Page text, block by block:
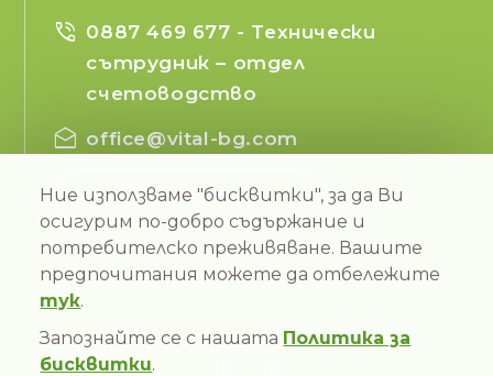
phone_in_talk 0887 469 677 - Технически
сътрудник – отдел
счетоводство
drafts office@vital-bg.com
Бетони
Ние използваме "бисквитки", за да Ви
осигурим по-добро съдържание и
потребителско преживяване. Вашите
предпочитания можете да отбележите
тук.
Запознайте се с нашата Политика за
бисквитки.